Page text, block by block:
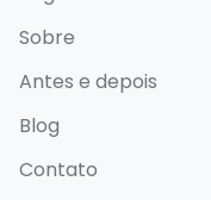
Excelência em
toque pessoal. Há 4